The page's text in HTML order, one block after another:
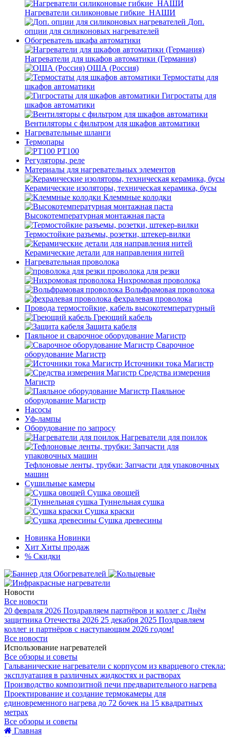
Нагреватели силиконовые гибкие_НАШИ
Доп.
опции для силиконовых нагревателей
Обогреватель шкафа автоматики
Нагреватели для шкафов автоматики (Германия)
ОША (Россия)
Термостаты для
шкафов автоматики
Гигростаты для
шкафов автоматики
Вентиляторы с фильтром для шкафов автоматики
Нагревательные шланги
Термопары
PT100
Регуляторы, реле
Материалы для нагревательных элементов
Керамические изоляторы, техническая керамика, бусы
Клеммные колодки
Высокотемпературная монтажная паста
Термостойкие разъемы, розетки, штекер-вилки
Керамические детали для направления нитей
Нагревательная проволока
проволока для резки
Нихромовая проволока
Вольфрамовая проволока
фехралевая проволока
Провода термостойкие, кабель высокотемпературный
Греющий кабель
Защита кабеля
Паяльное и сварочное оборудование Магистр
Сварочное
оборудование Магистр
Источники тока Магистр
Средства измерения
Магистр
Паяльное
оборудование Магистр
Насосы
Уф-лампы
Оборудование по запросу
Нагреватели для поилок
Тефлоновые ленты, трубки: Запчасти для упаковочных
машин
Сушильные камеры
Сушка овощей
Туннельная сушка
Сушка краски
Сушка древесины
Новинка Новинки
Хит Хиты продаж
% Скидки
Новости
Все новости
20 февраля 2026 Поздравляем партнёров и коллег с Днём
защитника Отечества 2026 25 декабря 2025 Поздравляем
коллег и партнёров с наступающим 2026 годом!
Все новости
Использование нагревателей
Все обзоры и советы
Гальванические нагреватели с корпусом из кварцевого стекла:
эксплуатация в различных жидкостях и растворах
Производство композитной печи предварительного нагрева
Проектирование и создание термокамеры для
единовременного нагрева до 72 бочек на 15 квадратных
метрах
Все обзоры и советы
Главная